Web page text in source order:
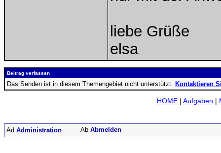
liebe Grüße
elsa
Beitrag verfassen
Das Senden ist in diesem Themengebiet nicht unterstützt. Kontaktieren
HOME| Aufgaben |
Administration Abmelden